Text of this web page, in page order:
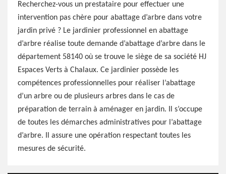
Recherchez-vous un prestataire pour effectuer une
intervention pas chère pour abattage d’arbre dans votre
jardin privé ? Le jardinier professionnel en abattage
d’arbre réalise toute demande d’abattage d’arbre dans le
département 58140 où se trouve le siège de sa société HJ
Espaces Verts à Chalaux. Ce jardinier possède les
compétences professionnelles pour réaliser l’abattage
d’un arbre ou de plusieurs arbres dans le cas de
préparation de terrain à aménager en jardin. Il s’occupe
de toutes les démarches administratives pour l’abattage
d’arbre. Il assure une opération respectant toutes les
mesures de sécurité.